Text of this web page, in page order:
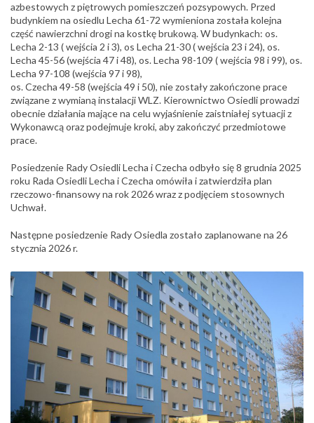
azbestowych z piętrowych pomieszczeń pozsypowych. Przed
budynkiem na osiedlu Lecha 61-72 wymieniona została kolejna
część nawierzchni drogi na kostkę brukową. W budynkach: os.
Lecha 2-13 ( wejścia 2 i 3), os Lecha 21-30 ( wejścia 23 i 24), os.
Lecha 45-56 (wejścia 47 i 48), os. Lecha 98-109 ( wejścia 98 i 99), os.
Lecha 97-108 (wejścia 97 i 98),
os. Czecha 49-58 (wejścia 49 i 50), nie zostały zakończone prace
związane z wymianą instalacji WLZ. Kierownictwo Osiedli prowadzi
obecnie działania mające na celu wyjaśnienie zaistniałej sytuacji z
Wykonawcą oraz podejmuje kroki, aby zakończyć przedmiotowe
prace.
Posiedzenie Rady Osiedli Lecha i Czecha odbyło się 8 grudnia 2025
roku Rada Osiedli Lecha i Czecha omówiła i zatwierdziła plan
rzeczowo-finansowy na rok 2026 wraz z podjęciem stosownych
Uchwał.
Następne posiedzenie Rady Osiedla zostało zaplanowane na 26
stycznia 2026 r.